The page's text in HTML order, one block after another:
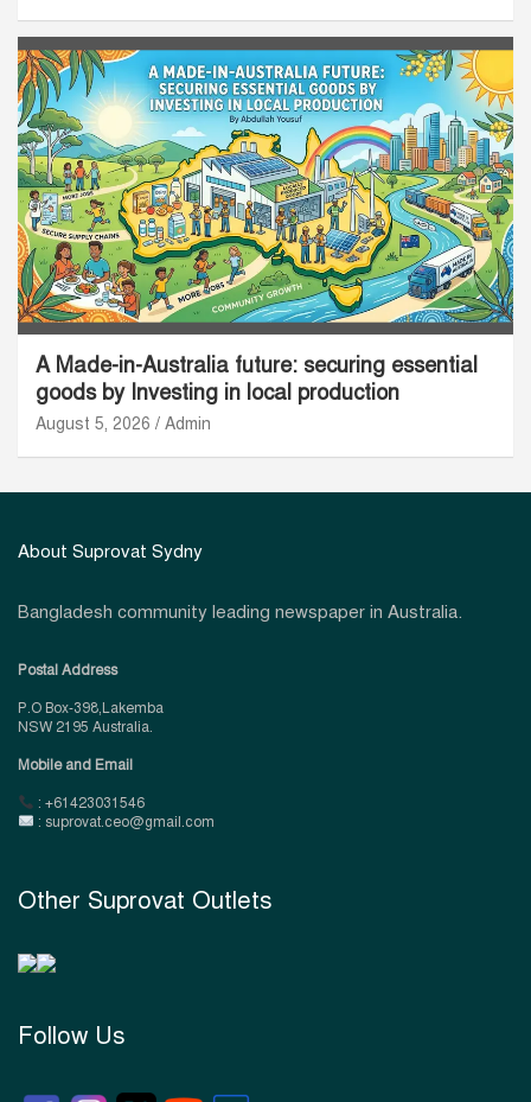
A Made-in-Australia future: securing essential
goods by Investing in local production
August 5, 2026 Admin
About Suprovat Sydny
Bangladesh community leading newspaper in Australia.
Postal Address
P.O Box-398,Lakemba
NSW 2195 Australia.
Mobile and Email
: +61423031546
: suprovat.ceo@gmail.com
Other Suprovat Outlets
Follow Us